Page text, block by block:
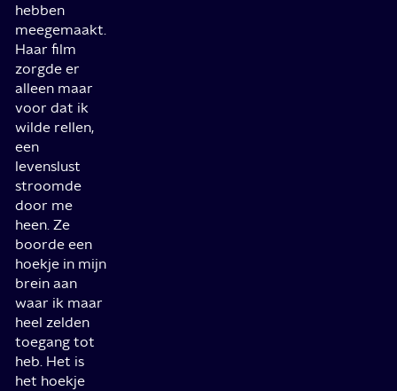
hebben
meegemaakt.
Haar film
zorgde er
alleen maar
voor dat ik
wilde rellen,
een
levenslust
stroomde
door me
heen. Ze
boorde een
hoekje in mijn
brein aan
waar ik maar
heel zelden
toegang tot
heb. Het is
het hoekje